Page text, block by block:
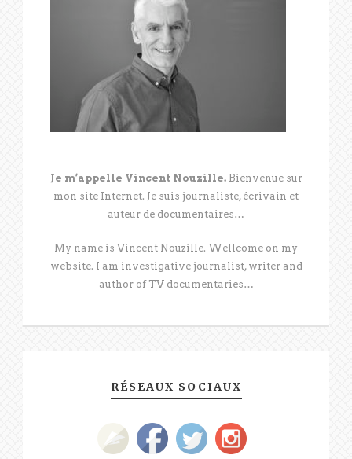
Je m’appelle Vincent Nouzille.Bienvenue sur
mon site Internet. Je suis journaliste, écrivain et
auteur de documentaires…
My name is Vincent Nouzille. Wellcome on my
website. I am investigative journalist, writer and
author of TV documentaries…
RÉSEAUX SOCIAUX